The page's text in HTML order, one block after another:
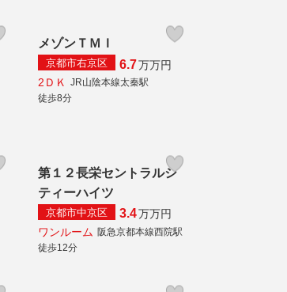
メゾンＴＭＩ
京都市右京区 6.7万万円
2ＤＫ
JR山陰本線太秦駅
徒歩8分
第１２長栄セントラルシ
ティーハイツ
京都市中京区 3.4万万円
ワンルーム 阪急京都本線西院駅
徒歩12分